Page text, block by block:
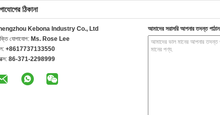
ঠিকানা
Kebona Industry Co., Ltd
যোগাযোগ: Ms. Rose Lee
+8617737133550
86-371-2298999
আমাদের সরাসরি আপনার তদন্ত পাঠান